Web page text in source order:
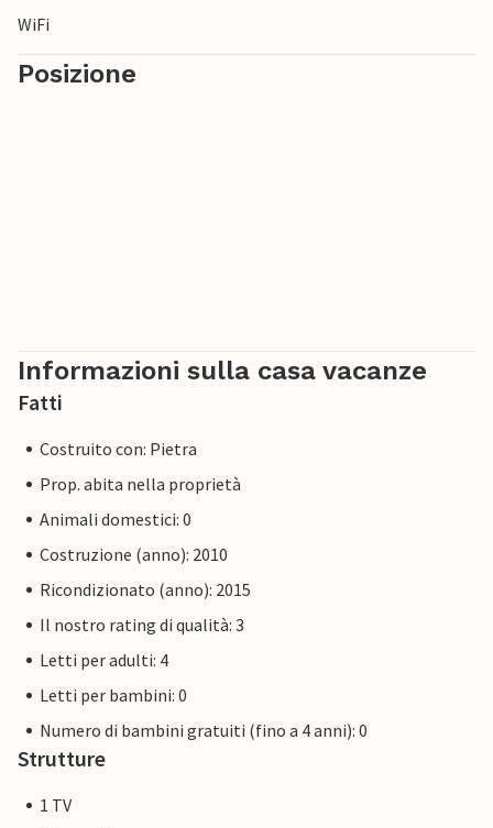
WiFi
Posizione
Informazioni sulla casa vacanze
Fatti
Costruito con: Pietra
Prop. abita nella proprietà
Animali domestici: 0
Costruzione (anno): 2010
Ricondizionato (anno): 2015
Il nostro rating di qualità: 3
Letti per adulti: 4
Letti per bambini: 0
Numero di bambini gratuiti (fino a 4 anni): 0
Strutture
1 TV